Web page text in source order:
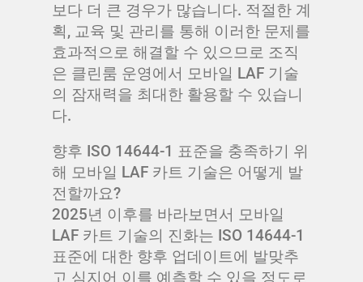
보다 더 큰 경우가 많습니다. 적절한 계
획, 교육 및 관리를 통해 이러한 문제를
효과적으로 해결할 수 있으므로 조직
은 클린룸 운영에서 모바일 LAF 기술
의 잠재력을 최대한 활용할 수 있습니
다.
향후 ISO 14644-1 표준을 충족하기 위
해 모바일 LAF 카트 기술은 어떻게 발
전할까요?
2025년 이후를 바라보면서 모바일
LAF 카트 기술의 진화는 ISO 14644-1
표준에 대한 향후 업데이트에 발맞추
고 심지어 이를 예측할 수 있을 정도로